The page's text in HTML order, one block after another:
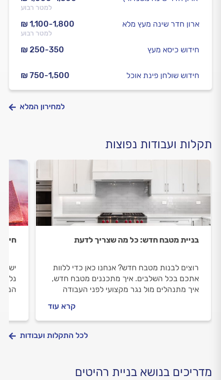
למטר רבוע
₪ 1,100-1,800
למטר רבוע
ארון חדר שינה מעץ מלא
₪ 250-350 חידוש כיסא מעץ
₪ 750-1,500 חידוש שולחן פינת אוכל
למחירון המלא
תקלות ועבודות נפוצות
בניית מטבח חדש: כל מה שצריך לדעת
רוצים לבנות מטבח חדש? אנחנו כאן כדי ללוות
אתכם בכל השלבים. איך מתכננים מטבח חדש,
איך מתנהלים מול נגר מקצועי לפני העבודה
קרא עוד
יש
לכל התקלות ועבודות
מדריכים בנושא בניית רהיטים